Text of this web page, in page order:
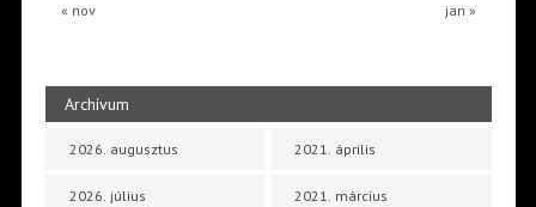
« nov jan »
Archívum
2026. augusztus
2026. július
2021. április
2021. március